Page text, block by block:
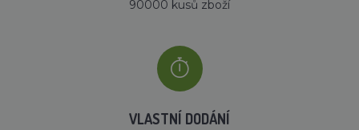
90000 kusů zboží
VLASTNÍ DODÁNÍ